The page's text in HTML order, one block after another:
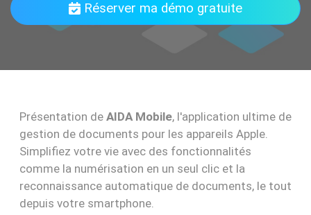
Réserver ma démo gratuite
Présentation de AIDA Mobile, l'application ultime de
gestion de documents pour les appareils Apple.
Simplifiez votre vie avec des fonctionnalités
comme la numérisation en un seul clic et la
reconnaissance automatique de documents, le tout
depuis votre smartphone.